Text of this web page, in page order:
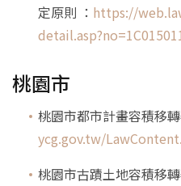
定原則 ： https://
桃園市
桃園市都市計畫容積移
ycg.gov.tw/
桃園市古蹟土地容積移